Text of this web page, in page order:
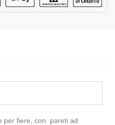
per fiere, con pareti ad